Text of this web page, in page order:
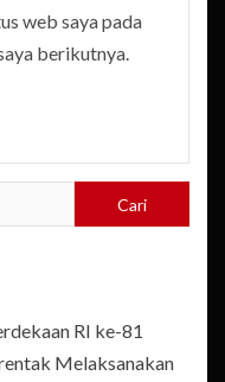
web saya pada
berikutnya.
RI ke-81
Melaksanakan